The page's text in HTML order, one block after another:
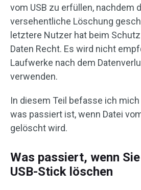
vom USB zu erfüllen, nachdem
versehentliche Löschung
letztere Nutzer hat beim
Daten Recht. Es wird nicht
Laufwerke nach dem
verwenden.
In diesem Teil befasse ich
was passiert ist, wenn Datei
gelöscht wird.
Was passiert, wenn
USB-Stick löschen